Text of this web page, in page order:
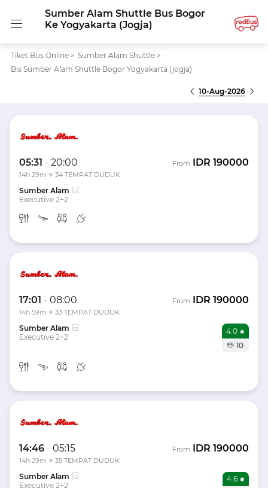
Sumber Alam Shuttle Bus Bogor
Ke Yogyakarta (jogja)
Tiket Bus Online > Sumber Alam Shuttle >
Bis Sumber Alam Shuttle Bogor Yogyakarta (jogja)
10-Aug-2026
05:31 - 20:00
14h 29m 34 TEMPAT DUDUK
From IDR 190000
Sumber Alam
Executive 2+2
17:01 - 08:00
14h 59m 33 TEMPAT DUDUK
From IDR 190000
Sumber Alam
Executive 2+2
4.0
10
14:46 - 05:15
14h 29m 35 TEMPAT DUDUK
From IDR 190000
Sumber Alam
Executive 2+2
4.6